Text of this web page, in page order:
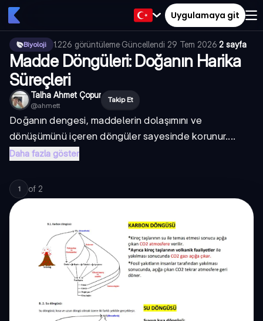
Uygulamaya git
Biyoloji 1.226 görüntüleme·Güncellendi 29 Tem 2026·2 sayfa
Madde Döngüleri: Doğanın Harika
Süreçleri
Talha Ahmet Çopur
@ahmett
Takip Et
Doğanın dengesi, maddelerin dolaşımını ve
dönüşümünü içeren döngüler sayesinde korunur....
Daha fazla göster
1 of 2